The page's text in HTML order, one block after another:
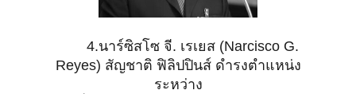
4.นาร์ซิสโซ จี. เรเยส (Narcisco G.
Reyes) สัญชาติ ฟิลิปปินส์ ดำรงตำแหน่ง
ระหว่าง